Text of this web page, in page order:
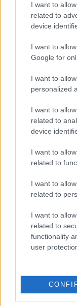
I want to
related to
device
I want to
Google for
I want to
personalized
I want to
related to
device
I want to
related to
I want to
related to
I want to
related to
functionality
user
Perché allora
dovrebbe agire
rischia di
polemica non
costruire un
costo dei
deciso di
la narrazione,
informazione. È
La verità, in
quanto si
intervenire
sui carburanti
prezzi dovuta
spera,
Attribuire a
lo rende più